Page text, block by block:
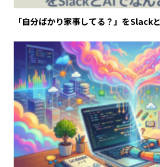
「自分ばかり家事してる？」をSlack